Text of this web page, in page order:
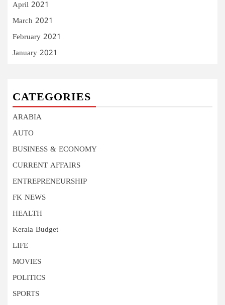
April 2021
March 2021
February 2021
January 2021
CATEGORIES
ARABIA
AUTO
BUSINESS & ECONOMY
CURRENT AFFAIRS
ENTREPRENEURSHIP
FK NEWS
HEALTH
Kerala Budget
LIFE
MOVIES
POLITICS
SPORTS